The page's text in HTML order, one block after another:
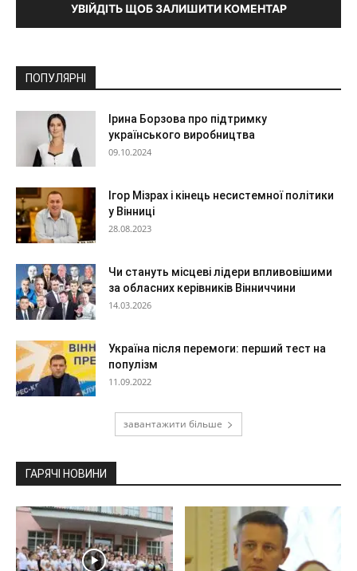
УВІЙДІТЬ ЩОБ ЗАЛИШИТИ КОМЕНТАР
ПОПУЛЯРНІ
Ірина Борзова про підтримку
українського виробництва
09.10.2024
Ігор Мізрах і кінець несистемної політики
у Вінниці
28.08.2023
Чи стануть місцеві лідери впливовішими
за обласних керівників Вінниччини
14.03.2026
Україна після перемоги: перший тест на
популізм
11.09.2022
завантажити більше
ГАРЯЧІ НОВИНИ